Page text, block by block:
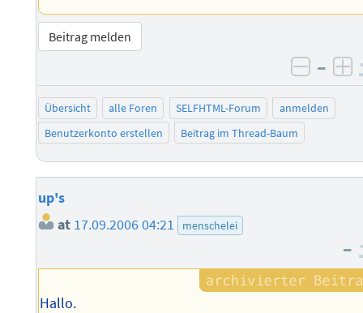
Beitrag melden
–
Übersicht alle Foren SELFHTML-Forum
anmelden
Benutzerkonto erstellen
Beitrag im Thread-Baum
up's
at 17.09.2006 04:21 menschelei
–
Hallo.